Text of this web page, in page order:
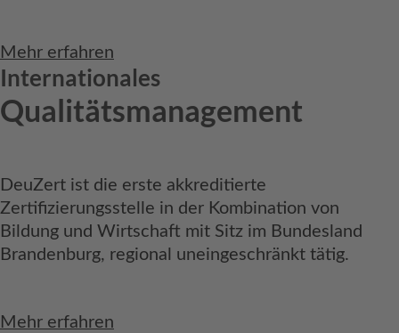
Mehr erfahren
Internationales
Qualitätsmanagement
DeuZert ist die erste akkreditierte
Zertifizierungsstelle in der Kombination von
Bildung und Wirtschaft mit Sitz im Bundesland
Brandenburg, regional uneingeschränkt tätig.
Mehr erfahren